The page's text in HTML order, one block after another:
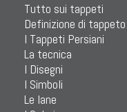
Tutto sui tappeti
Definizione di tappeto
I Tappeti Persiani
La tecnica
I Disegni
I Simboli
Le lane